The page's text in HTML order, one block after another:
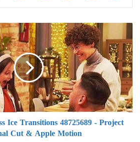
Videohive
-
Seamless
Ice
Transitions
48725689
-
Project
For
Final
Ice Transitions 48725689 - Project
Cut & Apple Motion